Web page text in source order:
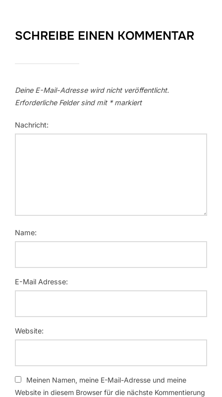
SCHREIBE EINEN KOMMENTAR
Deine E-Mail-Adresse wird nicht veröffentlicht.
Erforderliche Felder sind mit *markiert
Nachricht:
Name:
E-Mail Adresse:
Website:
Meinen Namen, meine E-Mail-Adresse und meine
Website in diesem Browser für die nächste Kommentierung